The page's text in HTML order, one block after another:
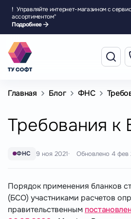
! Управляйте интернет-магазином с
ассортиментом"
Подробнее
Главная Блог ФНС
Требования к
ФНС 9 ноя 2021 Обновлено 4 фев
Порядок применения бланков
(БСО) участниками расчетов
правительственным